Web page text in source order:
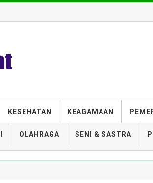
KESEHATAN KEAGAMAAN
OLAHRAGA SENI & SASTRA